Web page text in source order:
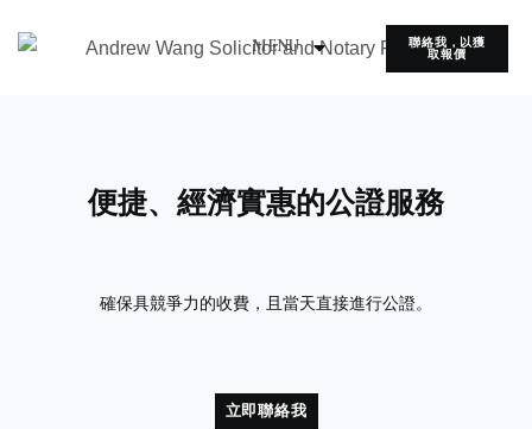
MENU
聯絡我，以獲
取報價
便捷、經濟實惠的公證服務
確保具競爭力的收費，且當天直接進行公證。
立即聯絡我